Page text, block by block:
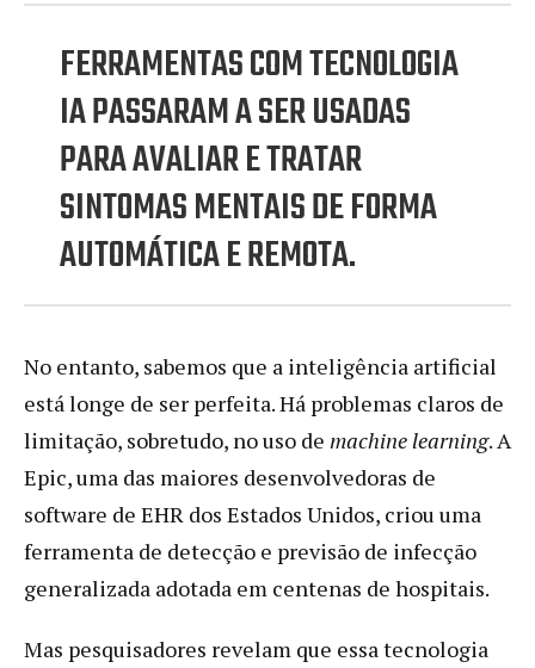
FERRAMENTAS COM TECNOLOGIA
IA PASSARAM A SER USADAS
PARA AVALIAR E TRATAR
SINTOMAS MENTAIS DE FORMA
AUTOMÁTICA E REMOTA.
No entanto, sabemos que a inteligência artificial
está longe de ser perfeita. Há problemas claros de
limitação, sobretudo, no uso de machine learning. A
Epic, uma das maiores desenvolvedoras de
software de EHR dos Estados Unidos, criou uma
ferramenta de detecção e previsão de infecção
generalizada adotada em centenas de hospitais.
Mas pesquisadores revelam que essa tecnologia